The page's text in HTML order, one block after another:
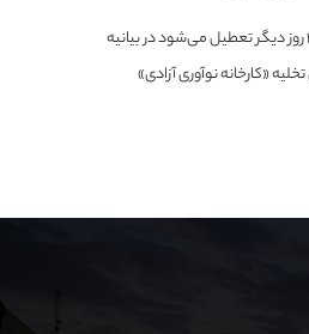
دربیانیه
«کارخانه نوآوری آزادی»